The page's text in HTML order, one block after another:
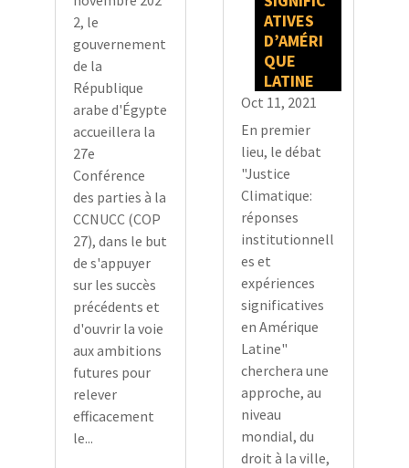
2, le
gouvernement
de la
République
arabe d'Égypte
accueillera la
27e
Conférence
des parties à la
CCNUCC (COP
27), dans le but
de s'appuyer
sur les succès
précédents et
d'ouvrir la voie
aux ambitions
futures pour
relever
efficacement
le...
ATIVES
D’AMÉRI
QUE
LATINE
Oct 11, 2021
En premier
lieu, le débat
"Justice
Climatique:
réponses
institutionnell
es et
expériences
significatives
en Amérique
Latine"
cherchera une
approche, au
niveau
mondial, du
droit à la ville,